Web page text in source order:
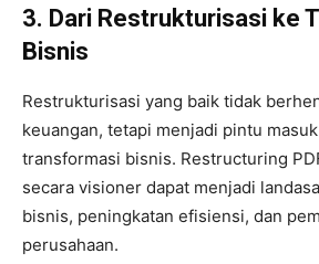
3. Dari Restrukturisasi ke
Bisnis
Restrukturisasi yang baik tidak
keuangan, tetapi menjadi pintu
transformasi bisnis. Restructuring
secara visioner dapat menjadi
bisnis, peningkatan efisiensi, dan
perusahaan.